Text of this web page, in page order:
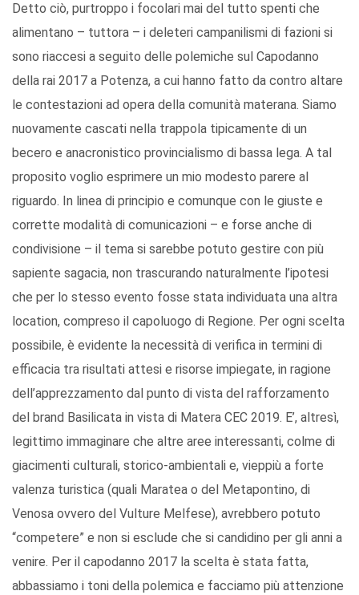
Detto ciò, purtroppo i focolari mai del tutto spenti che
alimentano – tuttora – i deleteri campanilismi di fazioni si
sono riaccesi a seguito delle polemiche sul Capodanno
della rai 2017 a Potenza, a cui hanno fatto da contro altare
le contestazioni ad opera della comunità materana. Siamo
nuovamente cascati nella trappola tipicamente di un
becero e anacronistico provincialismo di bassa lega. A tal
proposito voglio esprimere un mio modesto parere al
riguardo. In linea di principio e comunque con le giuste e
corrette modalità di comunicazioni – e forse anche di
condivisione – il tema si sarebbe potuto gestire con più
sapiente sagacia, non trascurando naturalmente l’ipotesi
che per lo stesso evento fosse stata individuata una altra
location, compreso il capoluogo di Regione. Per ogni scelta
possibile, è evidente la necessità di verifica in termini di
efficacia tra risultati attesi e risorse impiegate, in ragione
dell’apprezzamento dal punto di vista del rafforzamento
del brand Basilicata in vista di Matera CEC 2019. E’, altresì,
legittimo immaginare che altre aree interessanti, colme di
giacimenti culturali, storico-ambientali e, vieppiù a forte
valenza turistica (quali Maratea o del Metapontino, di
Venosa ovvero del Vulture Melfese), avrebbero potuto
“competere” e non si esclude che si candidino per gli anni a
venire. Per il capodanno 2017 la scelta è stata fatta,
abbassiamo i toni della polemica e facciamo più attenzione